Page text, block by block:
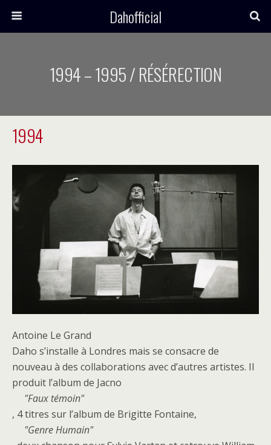
Dahofficial
1994 – 1995 / RÉSÉRECTION
1994
Antoine Le Grand
Daho s’installe à Londres mais se consacre de
nouveau à des collaborations avec d’autres artistes. Il
produit l’album de Jacno
Faux témoin
, 4 titres sur l’album de Brigitte Fontaine,
Genre Humain